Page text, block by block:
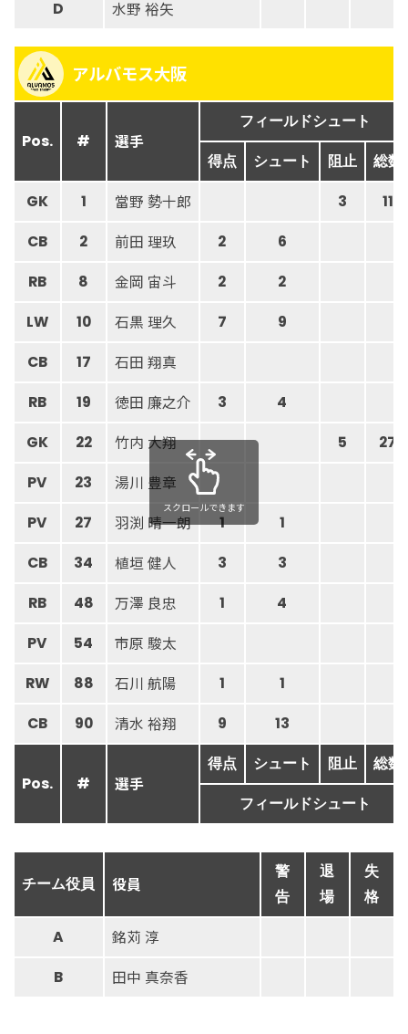
D 水野 裕矢
アルバモス大阪
Pos. # 選手
フィールドシュート
得点 シュート 阻止 総数
GK 1 當野 勢十郎 3 11
CB 2 前田 理玖 2 6
RB 8 金岡 宙斗 2 2
LW 10 石黒 理久 7 9
CB 17 石田 翔真
RB 19 徳田 廉之介 3 4
GK 22 竹内 大翔 5 27
PV 23 湯川 豊章
PV 27 羽渕 晴一朗 1 1
CB 34 植垣 健人 3 3
RB 48 万澤 良忠 1 4
PV 54 市原 駿太
RW 88 石川 航陽 1 1
CB 90 清水 裕翔 9 13
Pos. # 選手
得点 シュート 阻止 総数
フィールドシュート
スクロールできます
チーム役員 役員
警
告
退
場
失
格
A 銘苅 淳
B 田中 真奈香